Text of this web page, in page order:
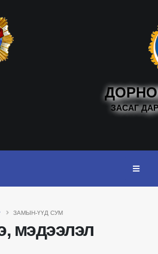
ЗАСАГ
мэдээлэл
ЗАМЫН-ҮҮД СУМ